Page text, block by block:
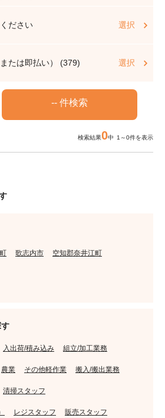
ださい 選択
たは即払い） (379) 選択
検索結果0中 1～0件を表示
歌志内市 空知郡奈井江町
入出荷/積み込み 組立/加工業務
農業 その他軽作業 搬入/搬出業務
清掃スタッフ
レジスタッフ 販売スタッフ